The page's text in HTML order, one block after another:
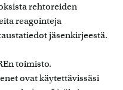
rehtoreiden
reagointeja
jäsenkirjeestä.
toimisto.
ovat käytettävissäsi